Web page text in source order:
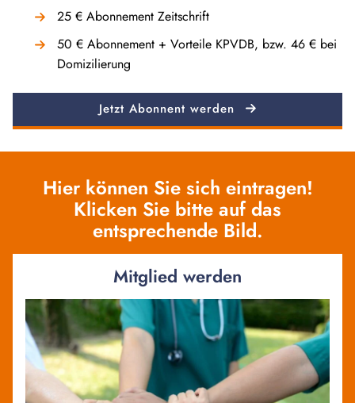
25 € Abonnement Zeitschrift
50 € Abonnement + Vorteile KPVDB, bzw. 46 € bei
Domizilierung
Jetzt Abonnent werden
Hier können Sie sich eintragen!
Klicken Sie bitte auf das
entsprechende Bild.
Mitglied werden